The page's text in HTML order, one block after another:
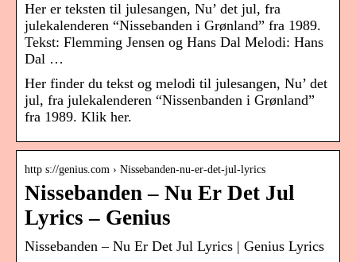
Her er teksten til julesangen, Nu’ det jul, fra
julekalenderen “Nissebanden i Grønland” fra 1989.
Tekst: Flemming Jensen og Hans Dal Melodi: Hans
Dal …
Her finder du tekst og melodi til julesangen, Nu’ det
jul, fra julekalenderen “Nissenbanden i Grønland”
fra 1989. Klik her.
http s://genius.com › Nissebanden-nu-er-det-jul-lyrics
Nissebanden – Nu Er Det Jul
Lyrics – Genius
Nissebanden – Nu Er Det Jul Lyrics | Genius Lyrics